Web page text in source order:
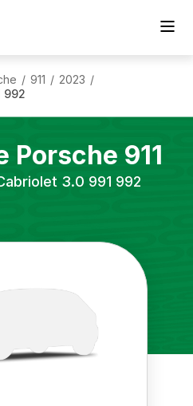
/ 911 / 2023 /
992
Porsche 911
3.0 991 992